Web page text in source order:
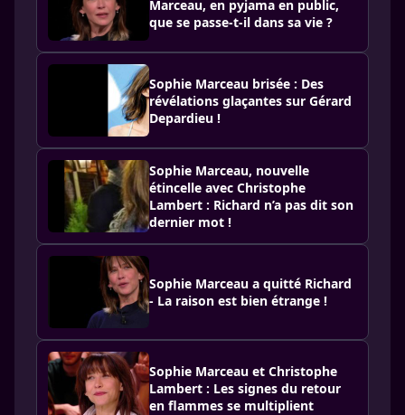
Marceau, en pyjama en public,
que se passe-t-il dans sa vie ?
Sophie Marceau brisée : Des
révélations glaçantes sur Gérard
Depardieu !
Sophie Marceau, nouvelle
étincelle avec Christophe
Lambert : Richard n’a pas dit son
dernier mot !
Sophie Marceau a quitté Richard
- La raison est bien étrange !
Sophie Marceau et Christophe
Lambert : Les signes du retour
en flammes se multiplient